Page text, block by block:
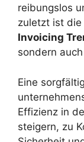
reibungslos
zuletzt ist die
Invoicing
sondern
Eine
Effizienz in
steigern, zu